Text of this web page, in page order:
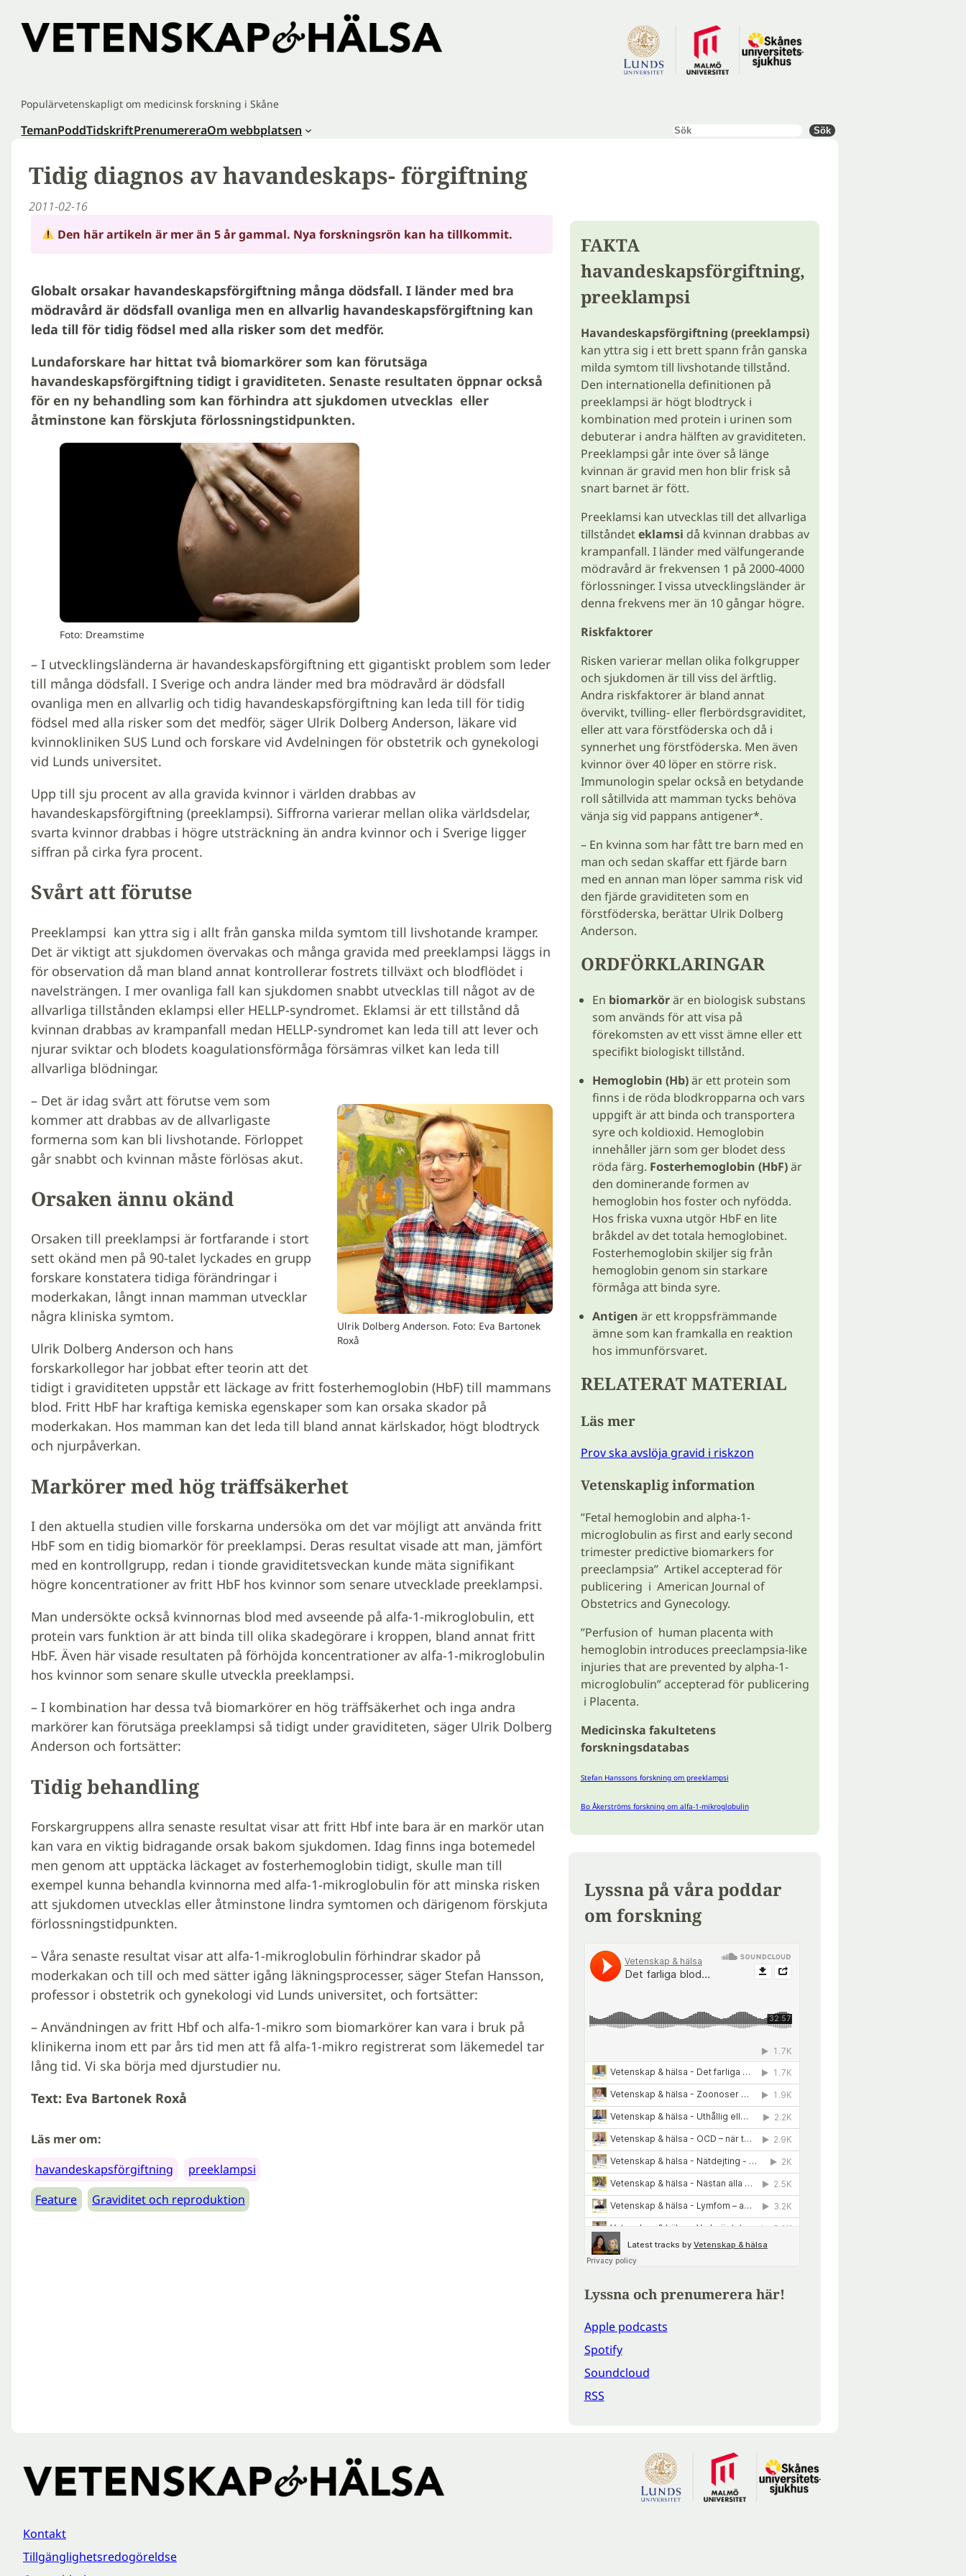
innehåll
Populärvetenskapligt om medicinsk forskning i Skåne
TemanPoddTidskriftPrenumereraOm webbplatsen Sök Sök
Tidig diagnos av havandeskaps- förgiftning
2011-02-16
Den här artikeln är mer än 5 år gammal. Nya forskningsrön kan ha tillkommit.
Globalt orsakar havandeskapsförgiftning många dödsfall. I länder med bra
mödravård är dödsfall ovanliga men en allvarlig havandeskapsförgiftning kan
leda till för tidig födsel med alla risker som det medför.
Lundaforskare har hittat två biomarkörer som kan förutsäga
havandeskapsförgiftning tidigt i graviditeten. Senaste resultaten öppnar också
för en ny behandling som kan förhindra att sjukdomen utvecklas eller
åtminstone kan förskjuta förlossningstidpunkten.
Foto: Dreamstime
– I utvecklingsländerna är havandeskapsförgiftning ett gigantiskt problem som leder
till många dödsfall. I Sverige och andra länder med bra mödravård är dödsfall
ovanliga men en allvarlig och tidig havandeskapsförgiftning kan leda till för tidig
födsel med alla risker som det medför, säger Ulrik Dolberg Anderson, läkare vid
kvinnokliniken SUS Lund och forskare vid Avdelningen för obstetrik och gynekologi
vid Lunds universitet.
Upp till sju procent av alla gravida kvinnor i världen drabbas av
havandeskapsförgiftning (preeklampsi). Siffrorna varierar mellan olika världsdelar,
svarta kvinnor drabbas i högre utsträckning än andra kvinnor och i Sverige ligger
siffran på cirka fyra procent.
Svårt att förutse
Preeklampsi kan yttra sig i allt från ganska milda symtom till livshotande kramper.
Det är viktigt att sjukdomen övervakas och många gravida med preeklampsi läggs in
för observation då man bland annat kontrollerar fostrets tillväxt och blodflödet i
navelsträngen. I mer ovanliga fall kan sjukdomen snabbt utvecklas till något av de
allvarliga tillstånden eklampsi eller HELLP-syndromet. Eklamsi är ett tillstånd då
kvinnan drabbas av krampanfall medan HELLP-syndromet kan leda till att lever och
njurar sviktar och blodets koagulationsförmåga försämras vilket kan leda till
allvarliga blödningar.
Ulrik Dolberg Anderson. Foto: Eva Bartonek
Roxå
– Det är idag svårt att förutse vem som
kommer att drabbas av de allvarligaste
formerna som kan bli livshotande. Förloppet
går snabbt och kvinnan måste förlösas akut.
Orsaken ännu okänd
Orsaken till preeklampsi är fortfarande i stort
sett okänd men på 90-talet lyckades en grupp
forskare konstatera tidiga förändringar i
moderkakan, långt innan mamman utvecklar
några kliniska symtom.
Ulrik Dolberg Anderson och hans
forskarkollegor har jobbat efter teorin att det
tidigt i graviditeten uppstår ett läckage av fritt fosterhemoglobin (HbF) till mammans
blod. Fritt HbF har kraftiga kemiska egenskaper som kan orsaka skador på
moderkakan. Hos mamman kan det leda till bland annat kärlskador, högt blodtryck
och njurpåverkan.
Markörer med hög träffsäkerhet
I den aktuella studien ville forskarna undersöka om det var möjligt att använda fritt
HbF som en tidig biomarkör för preeklampsi. Deras resultat visade att man, jämfört
med en kontrollgrupp, redan i tionde graviditetsveckan kunde mäta signifikant
högre koncentrationer av fritt HbF hos kvinnor som senare utvecklade preeklampsi.
Man undersökte också kvinnornas blod med avseende på alfa-1-mikroglobulin, ett
protein vars funktion är att binda till olika skadegörare i kroppen, bland annat fritt
HbF. Även här visade resultaten på förhöjda koncentrationer av alfa-1-mikroglobulin
hos kvinnor som senare skulle utveckla preeklampsi.
– I kombination har dessa två biomarkörer en hög träffsäkerhet och inga andra
markörer kan förutsäga preeklampsi så tidigt under graviditeten, säger Ulrik Dolberg
Anderson och fortsätter:
Tidig behandling
Forskargruppens allra senaste resultat visar att fritt Hbf inte bara är en markör utan
kan vara en viktig bidragande orsak bakom sjukdomen. Idag finns inga botemedel
men genom att upptäcka läckaget av fosterhemoglobin tidigt, skulle man till
exempel kunna behandla kvinnorna med alfa-1-mikroglobulin för att minska risken
att sjukdomen utvecklas eller åtminstone lindra symtomen och därigenom förskjuta
förlossningstidpunkten.
– Våra senaste resultat visar att alfa-1-mikroglobulin förhindrar skador på
moderkakan och till och med sätter igång läkningsprocesser, säger Stefan Hansson,
professor i obstetrik och gynekologi vid Lunds universitet, och fortsätter:
– Användningen av fritt Hbf och alfa-1-mikro som biomarkörer kan vara i bruk på
klinikerna inom ett par års tid men att få alfa-1-mikro registrerat som läkemedel tar
lång tid. Vi ska börja med djurstudier nu.
Text: Eva Bartonek Roxå
Läs mer om:
havandeskapsförgiftning
preeklampsi
Feature
Graviditet och reproduktion
FAKTA
havandeskapsförgiftning,
preeklampsi
Havandeskapsförgiftning (preeklampsi)
kan yttra sig i ett brett spann från ganska
milda symtom till livshotande tillstånd.
Den internationella definitionen på
preeklampsi är högt blodtryck i
kombination med protein i urinen som
debuterar i andra hälften av graviditeten.
Preeklampsi går inte över så länge
kvinnan är gravid men hon blir frisk så
snart barnet är fött.
Preeklamsi kan utvecklas till det allvarliga
tillståndeteklamsi då kvinnan drabbas av
krampanfall. I länder med välfungerande
mödravård är frekvensen 1 på 2000-4000
förlossninger. I vissa utvecklingsländer är
denna frekvens mer än 10 gångar högre.
Riskfaktorer
Risken varierar mellan olika folkgrupper
och sjukdomen är till viss del ärftlig.
Andra riskfaktorer är bland annat
övervikt, tvilling- eller flerbördsgraviditet,
eller att vara förstföderska och då i
synnerhet ung förstföderska. Men även
kvinnor över 40 löper en större risk.
Immunologin spelar också en betydande
roll såtillvida att mamman tycks behöva
vänja sig vid pappans antigener*.
– En kvinna som har fått tre barn med en
man och sedan skaffar ett fjärde barn
med en annan man löper samma risk vid
den fjärde graviditeten som en
förstföderska, berättar Ulrik Dolberg
Anderson.
ORDFÖRKLARINGAR
En biomarkörär en biologisk substans
som används för att visa på
förekomsten av ett visst ämne eller ett
specifikt biologiskt tillstånd.
Hemoglobin (Hb)är ett protein som
finns i de röda blodkropparna och vars
uppgift är att binda och transportera
syre och koldioxid. Hemoglobin
innehåller järn som ger blodet dess
röda färg. Fosterhemoglobin (HbF)är
den dominerande formen av
hemoglobin hos foster och nyfödda.
Hos friska vuxna utgör HbF en lite
bråkdel av det totala hemoglobinet.
Fosterhemoglobin skiljer sig från
hemoglobin genom sin starkare
förmåga att binda syre.
Antigen är ett kroppsfrämmande
ämne som kan framkalla en reaktion
hos immunförsvaret.
RELATERAT MATERIAL
Läs mer
Prov ska avslöja gravid i riskzon
Vetenskaplig information
”Fetal hemoglobin and alpha-1-
microglobulin as first and early second
trimester predictive biomarkers for
preeclampsia” Artikel accepterad för
publicering i American Journal of
Obstetrics and Gynecology.
”Perfusion of human placenta with
hemoglobin introduces preeclampsia-like
injuries that are prevented by alpha-1-
microglobulin” accepterad för publicering
i Placenta.
Medicinska fakultetens
forskningsdatabas
Stefan Hanssons forskning om preeklampsi
Bo Åkerströms forskning om alfa-1-mikroglobulin
Lyssna på våra poddar
om forskning
Lyssna och prenumerera här!
Apple podcasts
Spotify
Soundcloud
RSS
Kontakt
Tillgänglighetsredogöreldse